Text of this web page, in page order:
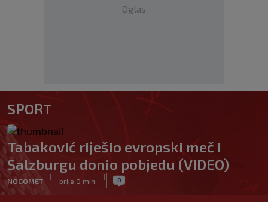
Oglas
SPORT
Tabaković riješio evropski meč i
Salzburgu donio pobjedu (VIDEO)
NOGOMET
|
prije 0 min.
| 0